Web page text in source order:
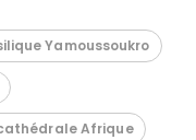
Yamoussoukro
Afrique